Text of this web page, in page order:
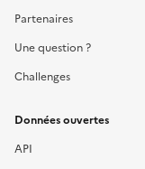
Partenaires
Une question ?
Challenges
Données ouvertes
API